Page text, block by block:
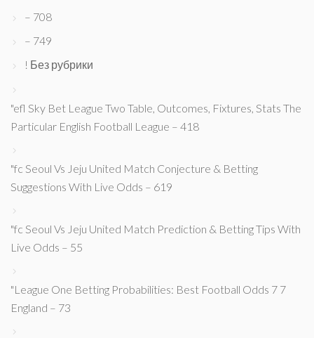
– 708
– 749
! Без рубрики
"efl Sky Bet League Two Table, Outcomes, Fixtures, Stats The
Particular English Football League – 418
"fc Seoul Vs Jeju United Match Conjecture & Betting
Suggestions With Live Odds – 619
"fc Seoul Vs Jeju United Match Prediction & Betting Tips With
Live Odds – 55
"League One Betting Probabilities: Best Football Odds 7 7
England – 73